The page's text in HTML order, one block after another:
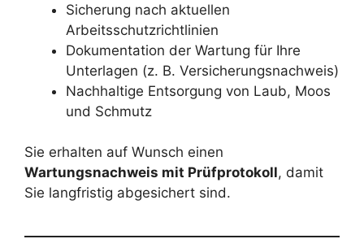
Sicherung nach aktuellen
Arbeitsschutzrichtlinien
Dokumentation der Wartung für Ihre
Unterlagen (z. B. Versicherungsnachweis)
Nachhaltige Entsorgung von Laub, Moos
und Schmutz
Sie erhalten auf Wunsch einen
Wartungsnachweis mit Prüfprotokoll, damit
Sie langfristig abgesichert sind.